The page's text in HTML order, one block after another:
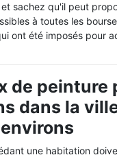
sachez qu'il peut
à toutes les
ont été imposés pour
de peinture
dans la
une habitation